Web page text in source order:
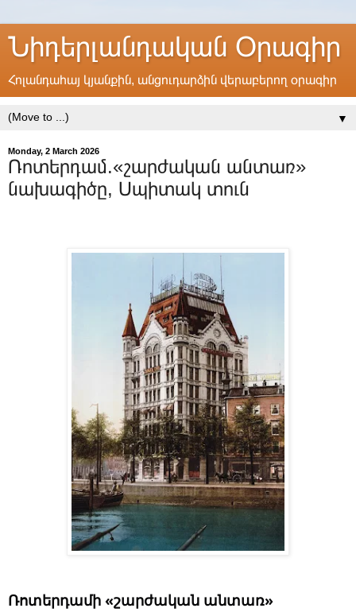
Նիդերլանդական Օրագիր
Հոլանդահայ կյանքին, անցուդարձին վերաբերող օրագիր
▼
Monday, 2 March 2026
Ռոտերդամ.«շարժական անտառ»
նախագիծը, Սպիտակ տուն
Ռոտերդամի «շարժական անտառ»